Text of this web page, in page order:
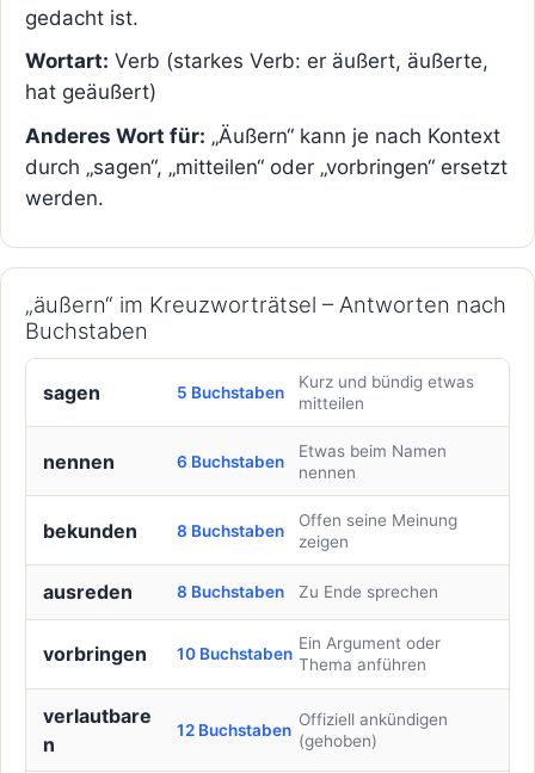
gedacht ist.
Wortart: Verb (starkes Verb: er äußert, äußerte,
hat geäußert)
Anderes Wort für: „Äußern“ kann je nach Kontext
durch „sagen“, „mitteilen“ oder „vorbringen“ ersetzt
werden.
„äußern“ im Kreuzworträtsel – Antworten nach
Buchstaben
sagen 5 Buchstaben
Kurz und bündig etwas
mitteilen
nennen 6 Buchstaben
Etwas beim Namen
nennen
bekunden 8 Buchstaben
Offen seine Meinung
zeigen
ausreden 8 Buchstaben Zu Ende sprechen
vorbringen 10 Buchstaben
Ein Argument oder
Thema anführen
verlautbare
n
12 Buchstaben
Offiziell ankündigen
(gehoben)